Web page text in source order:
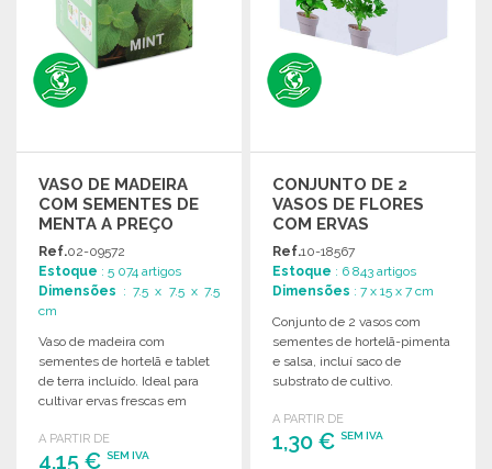
VASO DE MADEIRA
COM SEMENTES DE
MENTA A PREÇO
GROSSISTA
Ref.02-09572
Estoque : 5 074 artigos
Dimensões : 7.5 x 7.5 x 7.5
cm
Vaso de madeira com
sementes de hortelã e tablet
de terra incluído. Ideal para
cultivar ervas frescas em
A PARTIR DE
4,15 € SEM IVA
CONJUNTO DE 2
VASOS DE FLORES
COM ERVAS
Ref.10-18567
Estoque : 6 843 artigos
Dimensões : 7 x 15 x 7 cm
Conjunto de 2 vasos com
sementes de hortelã-pimenta
e salsa, incluí saco de
substrato de cultivo.
A PARTIR DE
1,30 €SEM IVA